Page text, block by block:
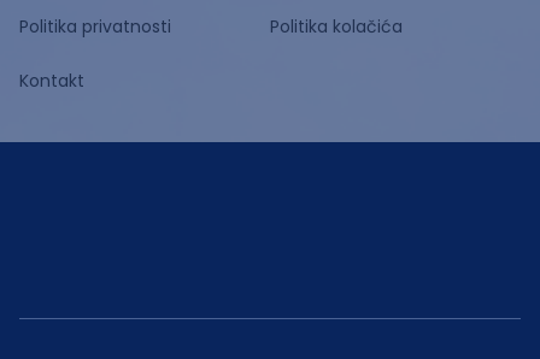
Politika privatnosti Politika kolačića
Kontakt